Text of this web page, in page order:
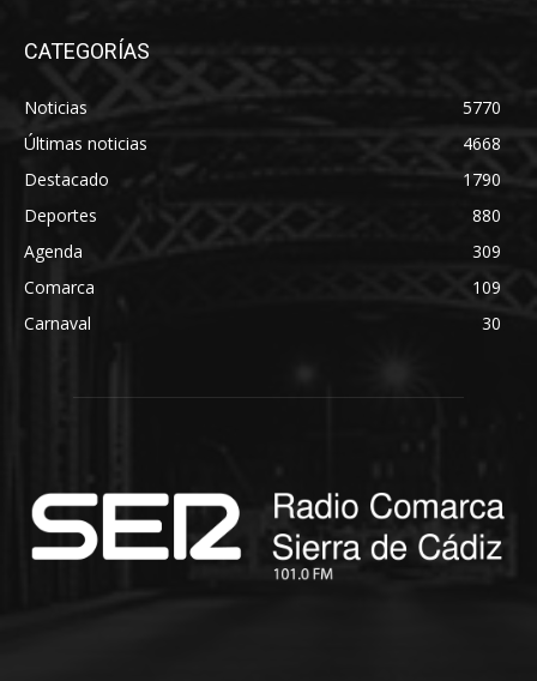
CATEGORÍAS
Noticias
5770
Últimas noticias
4668
Destacado
1790
Deportes
880
Agenda
309
Comarca
109
Carnaval
30